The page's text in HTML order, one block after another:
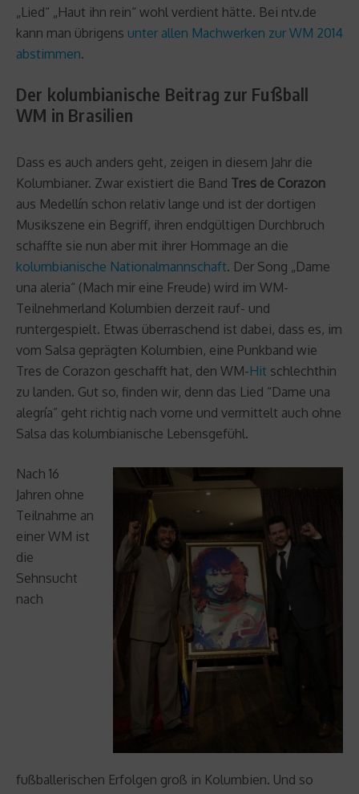
„Lied“ „Haut ihn rein“ wohl verdient hätte. Bei ntv.de
kann man übrigens unter allen Machwerken zur WM 2014
abstimmen.
Der kolumbianische Beitrag zur Fußball
WM in Brasilien
Dass es auch anders geht, zeigen in diesem Jahr die
Kolumbianer. Zwar existiert die Band Tres de Corazon
aus Medellín schon relativ lange und ist der dortigen
Musikszene ein Begriff, ihren endgültigen Durchbruch
schaffte sie nun aber mit ihrer Hommage an die
kolumbianische Nationalmannschaft. Der Song „Dame
una aleria“ (Mach mir eine Freude) wird im WM-
Teilnehmerland Kolumbien derzeit rauf- und
runtergespielt. Etwas überraschend ist dabei, dass es, im
vom Salsa geprägten Kolumbien, eine Punkband wie
Tres de Corazon geschafft hat, den WM-Hit schlechthin
zu landen. Gut so, finden wir, denn das Lied “Dame una
alegría” geht richtig nach vorne und vermittelt auch ohne
Salsa das kolumbianische Lebensgefühl.
Nach 16
Jahren ohne
Teilnahme an
einer WM ist
die
Sehnsucht
nach
fußballerischen Erfolgen groß in Kolumbien. Und so